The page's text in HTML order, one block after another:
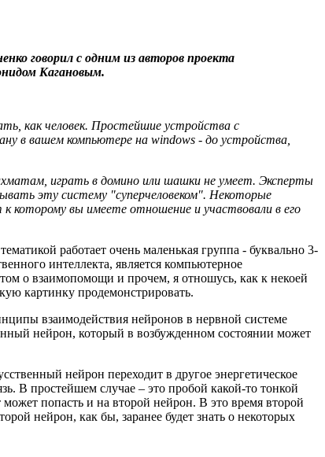
говорил с одним из авторов проекта
Кагановым.
как человек. Простейшие устройства с
в вашем компьютере на windows - до устройства,
играть в домино или шашки не умеет. Эксперты
эту систему "суперчеловеком". Некоторые
которому вы имеете отношение и участвовали в его
работает очень маленькая группа - буквально 3-
интеллекта, является компьютерное
о взаимопомощи и прочем, я отношусь, как к некоей
картинку продемонстрировать.
взаимодействия нейронов в нервной системе
нейрон, который в возбужденном состоянии может
нейрон переходит в другое энергетическое
В простейшем случае – это пробой какой-то тонкой
попасть и на второй нейрон. В это время второй
нейрон, как бы, заранее будет знать о некоторых